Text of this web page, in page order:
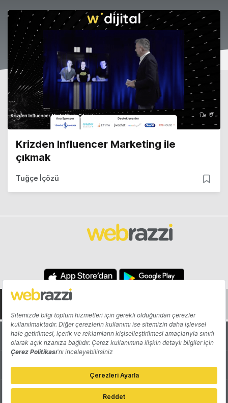
Krizden Influencer Marketing ile
çıkmak
Tuğçe İçözü
Hakkında Yazarlar
Katkıda Bulun Reklam